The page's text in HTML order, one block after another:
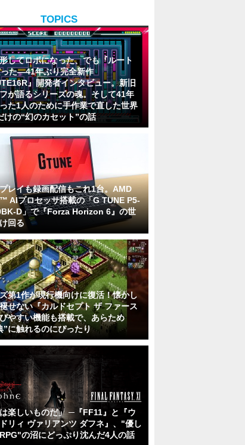
TOPICS
してロボになった、でも『ルート
た―41年ぶり完全新作
』開発者インタビュー。新旧
が語るシリーズの魂。そして41年
た1人のために手作業で直した世界
けの“幻のカセット”の話
レイも録画配信もこれ1台。AMD
AIプロセッサ搭載の「G TUNE P5-
D」で『Forza Horizon 6』の世
回る
第1作が現行機向けに復活！懐かし
せない『カルドセプト ザ ファース
やすい機能も搭載で、あらため
”に触れるのにぴったり
は楽しいものだ」 ─『FF11』と『ウ
リィ ヴァリアンツ ダフネ』、"優し
の沼にどっぷり沈んだ4人の話